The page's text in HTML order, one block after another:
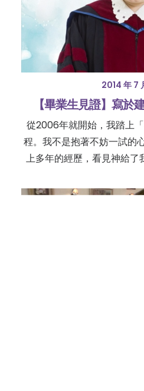
2014 年 7
【畢業生見證】寫於
從2006年就開始，我踏上
程。我不是抱著不妨一試的
上多年的經歷，看見神給了